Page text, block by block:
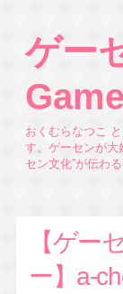
ゲー
おくむらなつこ
す。ゲーセンが大
セン文化”が伝わ
【ゲー
ー】a-